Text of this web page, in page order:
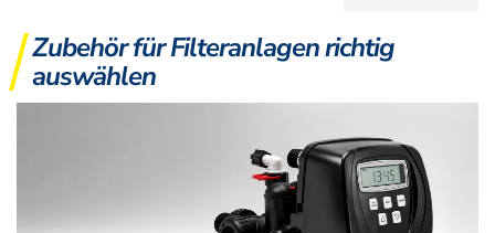
Zubehör für Filteranlagen richtig
auswählen